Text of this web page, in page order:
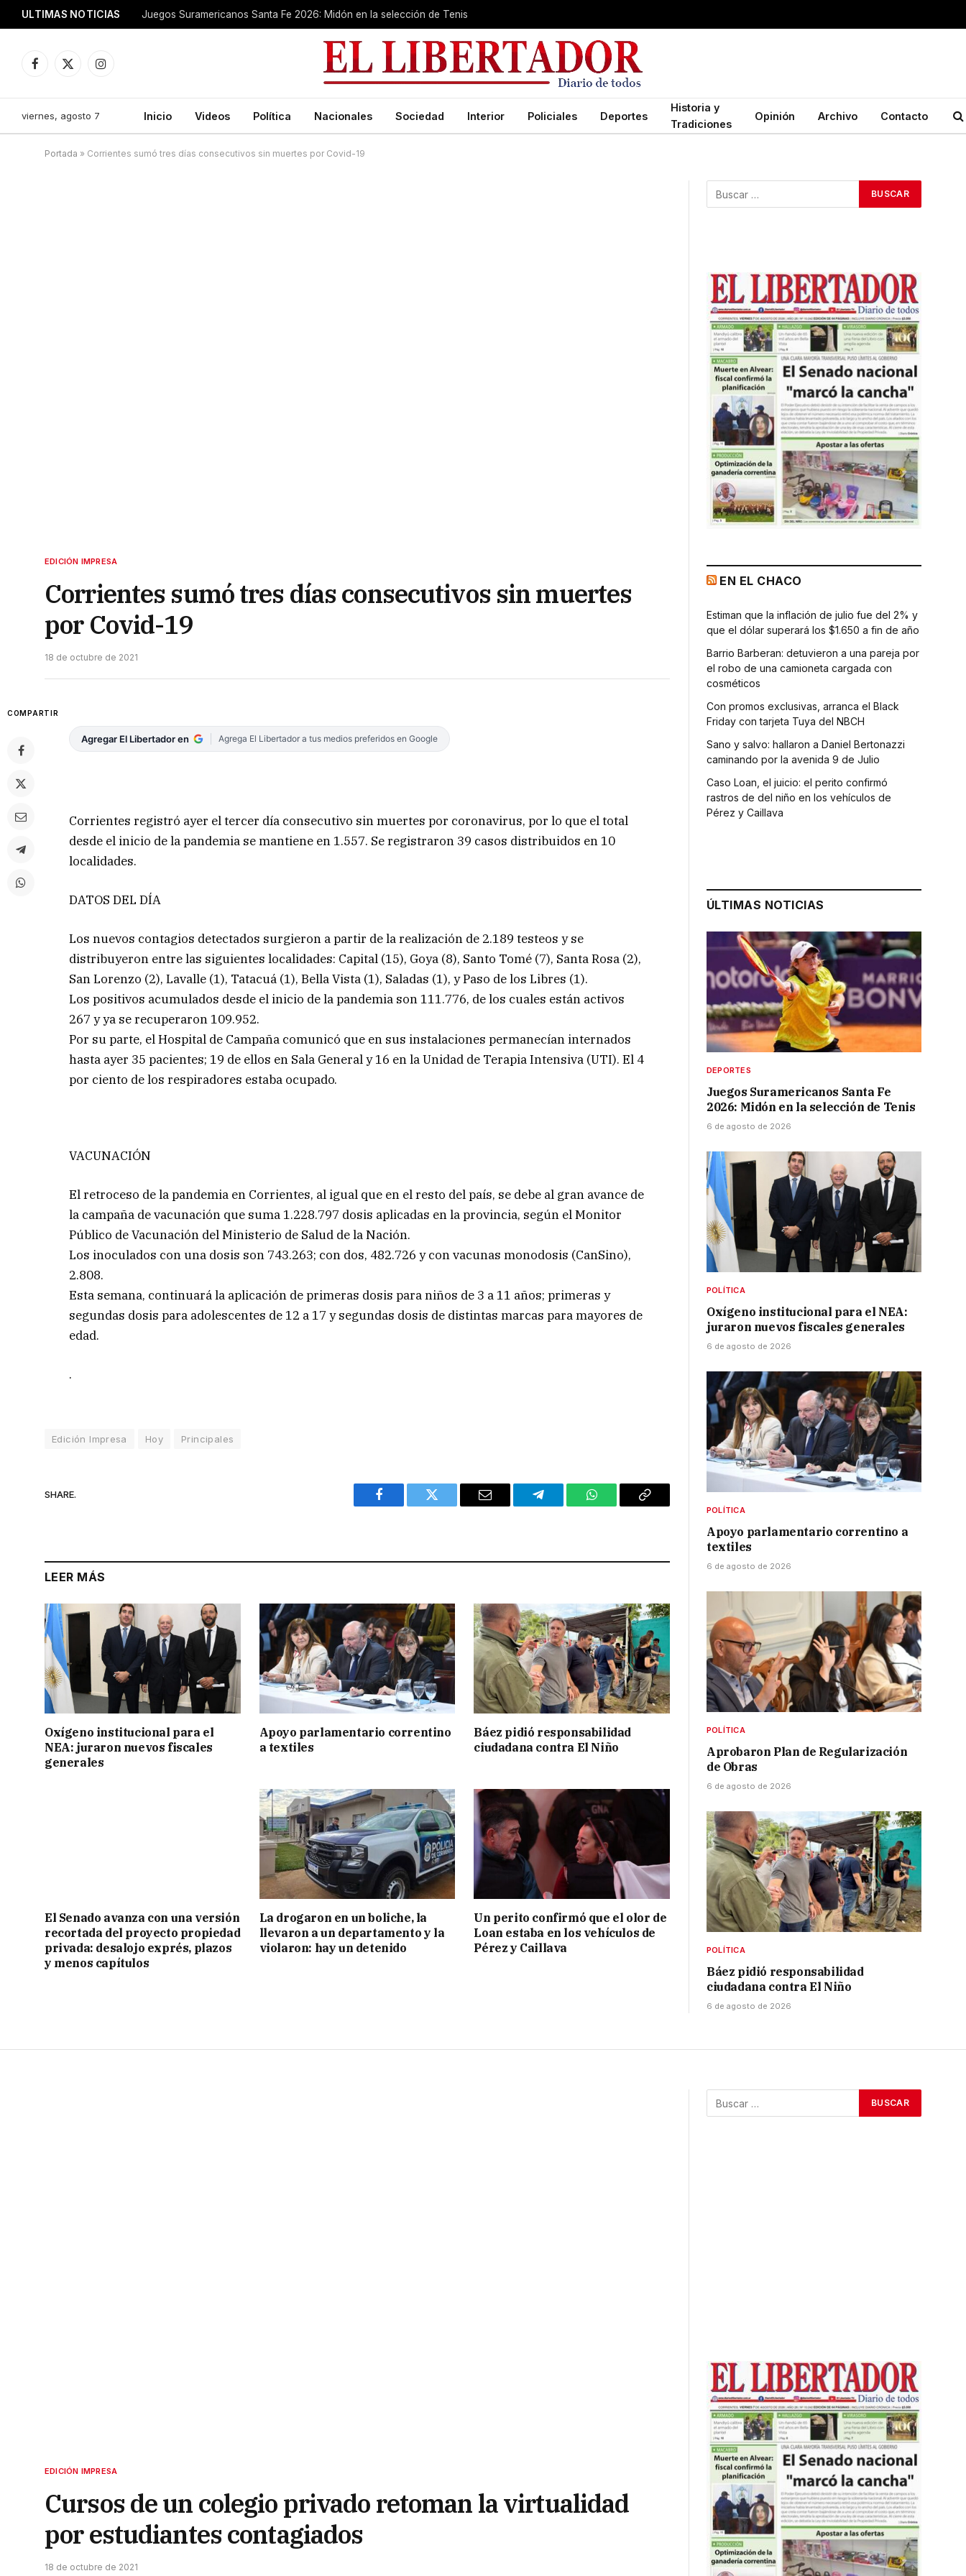
ULTIMAS NOTICIAS Juegos Suramericanos Santa Fe 2026: Midón en la selección de Tenis
Facebook
X
Instagram
viernes, agosto 7 Inicio Videos Política Nacionales Sociedad Interior Policiales Deportes
Historia y
Tradiciones
Opinión Archivo Contacto
Portada » Corrientes sumó tres días consecutivos sin muertes por Covid-19
EDICIÓN IMPRESA
Corrientes sumó tres días consecutivos sin muertes
por Covid-19
18 de octubre de 2021
COMPARTIR
Agregar El Libertador en Agrega El Libertador a tus medios preferidos en Google
Corrientes registró ayer el tercer día consecutivo sin muertes por coronavirus, por lo que el total
desde el inicio de la pandemia se mantiene en 1.557. Se registraron 39 casos distribuidos en 10
localidades.
DATOS DEL DÍA
Los nuevos contagios detectados surgieron a partir de la realización de 2.189 testeos y se
distribuyeron entre las siguientes localidades: Capital (15), Goya (8), Santo Tomé (7), Santa Rosa (2),
San Lorenzo (2), Lavalle (1), Tatacuá (1), Bella Vista (1), Saladas (1), y Paso de los Libres (1).
Los positivos acumulados desde el inicio de la pandemia son 111.776, de los cuales están activos
267 y ya se recuperaron 109.952.
Por su parte, el Hospital de Campaña comunicó que en sus instalaciones permanecían internados
hasta ayer 35 pacientes; 19 de ellos en Sala General y 16 en la Unidad de Terapia Intensiva (UTI). El 4
por ciento de los respiradores estaba ocupado.
VACUNACIÓN
El retroceso de la pandemia en Corrientes, al igual que en el resto del país, se debe al gran avance de
la campaña de vacunación que suma 1.228.797 dosis aplicadas en la provincia, según el Monitor
Público de Vacunación del Ministerio de Salud de la Nación.
Los inoculados con una dosis son 743.263; con dos, 482.726 y con vacunas monodosis (CanSino),
2.808.
Esta semana, continuará la aplicación de primeras dosis para niños de 3 a 11 años; primeras y
segundas dosis para adolescentes de 12 a 17 y segundas dosis de distintas marcas para mayores de
edad.
.
Edición Impresa Hoy Principales
SHARE.
Facebook Twitter Email Telegram WhatsAppCopy
LEER MÁS
Oxígeno institucional para el
NEA: juraron nuevos fiscales
generales
Apoyo parlamentario correntino
a textiles
Báez pidió responsabilidad
ciudadana contra El Niño
El Senado avanza con una versión
recortada del proyecto propiedad
privada: desalojo exprés, plazos
y menos capítulos
La drogaron en un boliche, la
llevaron a un departamento y la
violaron: hay un detenido
Un perito confirmó que el olor de
Loan estaba en los vehículos de
Pérez y Caillava
EN EL CHACO
Estiman que la inflación de julio fue del 2% y
que el dólar superará los $1.650 a fin de año
Barrio Barberan: detuvieron a una pareja por
el robo de una camioneta cargada con
cosméticos
Con promos exclusivas, arranca el Black
Friday con tarjeta Tuya del NBCH
Sano y salvo: hallaron a Daniel Bertonazzi
caminando por la avenida 9 de Julio
Caso Loan, el juicio: el perito confirmó
rastros de del niño en los vehículos de
Pérez y Caillava
ÚLTIMAS NOTICIAS
DEPORTES
Juegos Suramericanos Santa Fe
2026: Midón en la selección de Tenis
6 de agosto de 2026
POLÍTICA
Oxígeno institucional para el NEA:
juraron nuevos fiscales generales
6 de agosto de 2026
POLÍTICA
Apoyo parlamentario correntino a
textiles
6 de agosto de 2026
POLÍTICA
Aprobaron Plan de Regularización
de Obras
6 de agosto de 2026
POLÍTICA
Báez pidió responsabilidad
ciudadana contra El Niño
6 de agosto de 2026
EDICIÓN IMPRESA
Cursos de un colegio privado retoman la virtualidad
por estudiantes contagiados
18 de octubre de 2021